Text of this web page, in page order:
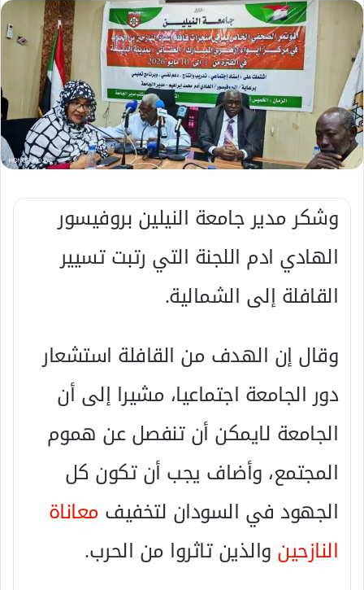
س
ل
ب
ر
ي
د
ا
ل
ر
و
ن
ي
ا
وشكر مدير جامعة النيلين بروفيسور
الهادي ادم اللجنة التي رتبت تسيير
القافلة إلى الشمالية.
وقال إن الهدف من القافلة استشعار
دور الجامعة اجتماعيا، مشيرا إلى أن
الجامعة لايمكن أن تنفصل عن هموم
المجتمع، وأضاف يجب أن تكون كل
الجهود في السودان لتخفيفمعاناة
النازحينوالذين تاثروا من الحرب.